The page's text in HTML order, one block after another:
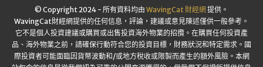
© Copyright 2024 - 所有資料均由 WavingCat 財經網提供。
WavingCat財經網提供的任何信息，評論，建議或意見陳述僅供一般參考。
它不是個人投資建議或購買或出售投資海外物業的招攬。在購買任何投資產
品、海外物業之前，請確保行動符合您的投資目標，財務狀況和特定需求。國
際投資者可能面臨因貨幣波動和/或地方稅收或限製而產生的額外風險。本網